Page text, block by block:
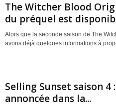
The Witcher Blood
du préquel est
Alors que la seconde saison de The
avons déjà quelques informations à
Selling Sunset saison
annoncée dans la...